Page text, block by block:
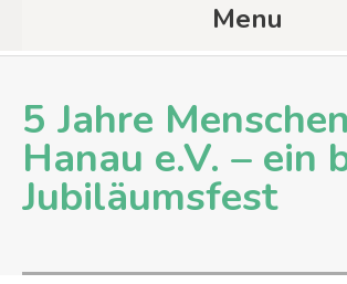
Menu
5 Jahre
Hanau e.V. – ein
Jubiläumsfest